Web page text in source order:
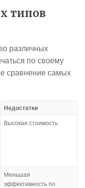
типов
различных
по своему
сравнение самых
Недостатки
Высокая стоимость
Меньшая
эффективность по